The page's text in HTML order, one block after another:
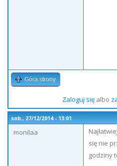
Góra strony
Zaloguj sięalbo
sob., 27/12/2014 - 13:01
monilaa
się nie
godziny